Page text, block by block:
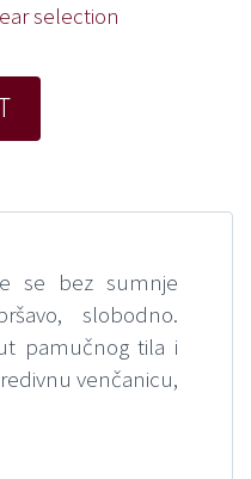
selection
se bez sumnje
slobodno.
pamučnog tila i
venčanicu,